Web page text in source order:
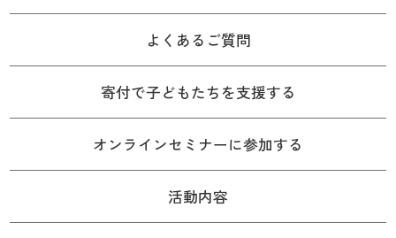
よくあるご質問
寄付で子どもたちを支援する
オンラインセミナーに参加する
活動内容